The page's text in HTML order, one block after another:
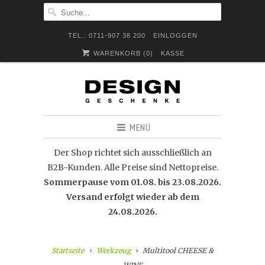
TEL.: 0711-907 38 200 EINLOGGEN
WARENKORB (0) KASSE
MENÜ
Der Shop richtet sich ausschließlich an
B2B-Kunden. Alle Preise sind Nettopreise.
Sommerpause vom 01.08. bis 23.08.2026.
Versand erfolgt wieder ab dem
24.08.2026.
Startseite Werkzeug
Multitool CHEESE &